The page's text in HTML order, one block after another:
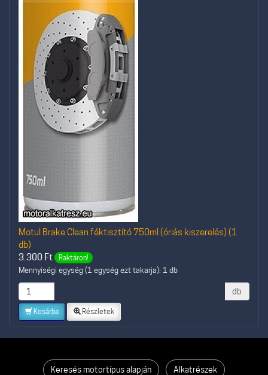
Motul Brake Clean féktisztító 750ml (óriás kiszerelés) (1
db)
3.300 Ft Raktáron!
Mennyiségi egység (1 egység ezt takarja): 1 db
db
Kosárba Részletek
Keresés motortípus alapján Alkatrészek